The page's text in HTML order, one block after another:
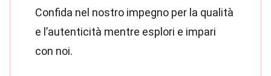
Confida nel nostro impegno per la qualità
e l’autenticità mentre esplori e impari
con noi.